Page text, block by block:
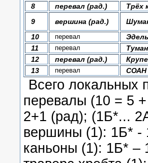
8
перевал (рад.)
Трёх
9
вершина (рад.)
10
перевал
11
перевал
12
перевал (рад.)
13
перевал СОАН
Всего локальных
перевалы (10 = 5
2+1 (рад); (1Б*...
вершины (1): 1Б* -
каньоны (1): 1Б* –